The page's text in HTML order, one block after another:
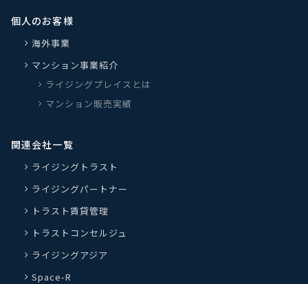
個人のお客様
海外事業
マンション事業紹介
ライジングプレイスとは
マンション販売実績
関連会社一覧
ライジングトラスト
ライジングパートナー
トラスト賃貸管理
トラストコンセルジュ
ライジングアジア
Space-R